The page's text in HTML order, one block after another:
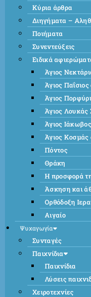
Κύρια άρθρα
Διηγήματα –
Ποιήματα
Συνεντεύξεις
Ειδικά
Άγιος
Άγιος Παΐσιος
Άγιος
Άγιος
Άγιος
Άγιος Κοσμάς
Πόντος
Θράκη
Η προσφορά
Άσκηση και
Ορθόδοξη
Αιγαίο
Ψυχαγωγία
Συνταγές
Παιχνίδια
Παιχνίδια
Λύσεις
Χειροτεχνίες